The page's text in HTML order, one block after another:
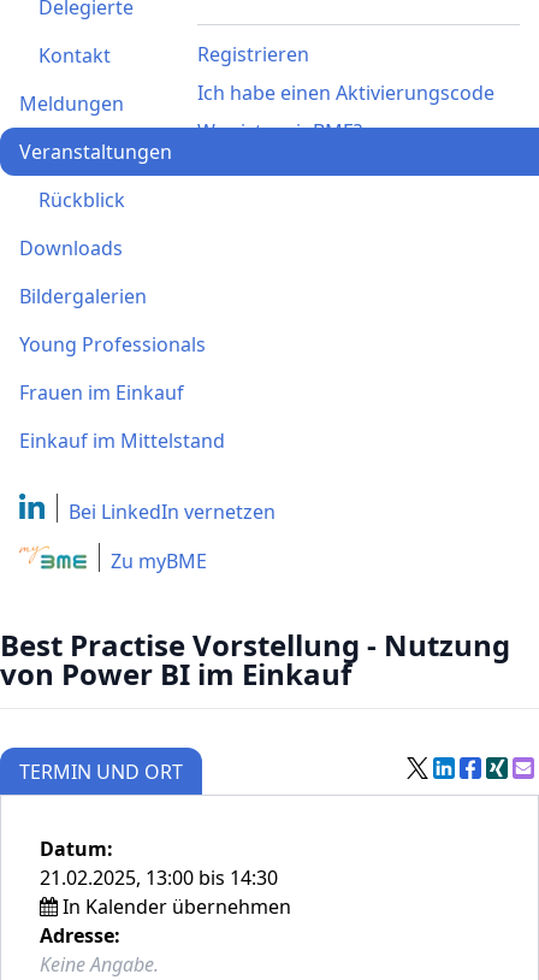
Registrieren
Ich habe einen Aktivierungscode
Was ist meinBME?
Delegierte
Kontakt
Meldungen
Veranstaltungen
Rückblick
Downloads
Bildergalerien
Young Professionals
Frauen im Einkauf
Einkauf im Mittelstand
Bei LinkedIn vernetzen
Zu myBME
Best Practise Vorstellung - Nutzung
von Power BI im Einkauf
TERMIN UND ORT
Datum:
21.02.2025, 13:00 bis 14:30
In Kalender übernehmen
Adresse:
Keine Angabe.